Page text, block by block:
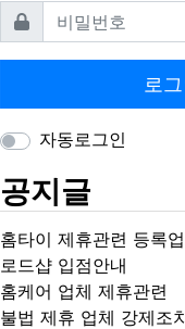
비밀번호필수
로
자동로그인
공지글
홈타이 제휴관련 등록
로드샵 입점안내
홈케어 업체 제휴관련
불법 제휴 업체 강제조